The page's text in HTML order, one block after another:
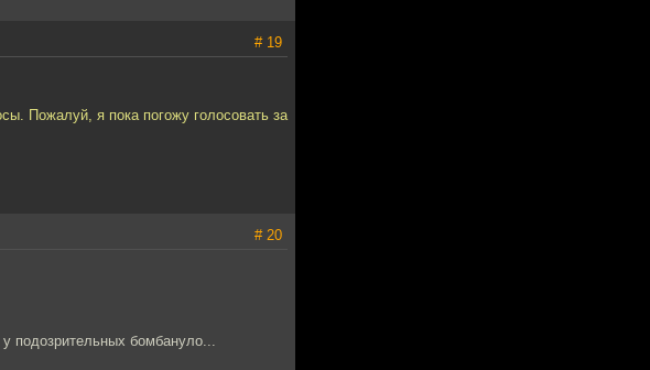
# 19
Пожалуй, я пока погожу голосовать за
# 20
подозрительных бомбануло...